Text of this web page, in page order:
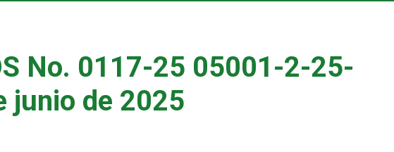
No. 0117-25 05001-2-25-
junio de 2025